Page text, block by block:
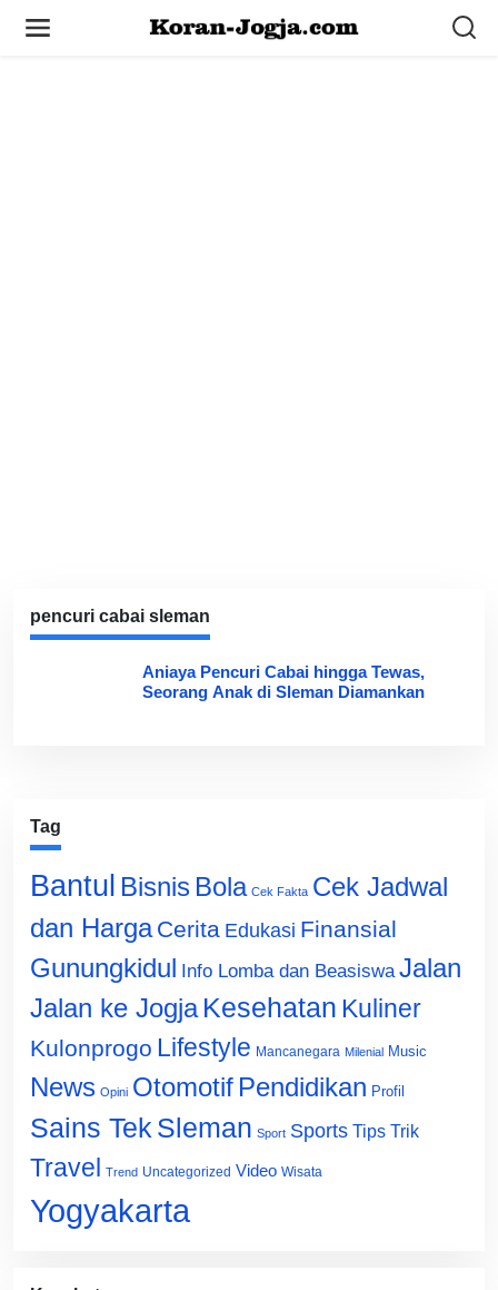
pencuri cabai sleman
Aniaya Pencuri Cabai hingga Tewas,
Seorang Anak di Sleman Diamankan
Tag
Bantul Bisnis Bola Cek Fakta Cek Jadwal
dan Harga Cerita Edukasi Finansial
Gunungkidul Info Lomba dan Beasiswa Jalan
Jalan ke Jogja Kesehatan Kuliner
Kulonprogo Lifestyle Mancanegara Milenial Music
News Opini Otomotif Pendidikan Profil
Sains Tek Sleman Sport Sports Tips Trik
Travel Trend Uncategorized Video Wisata
Yogyakarta